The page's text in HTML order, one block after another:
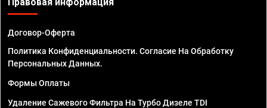
Договор-Оферта
Политика Конфиденциальности. Согласие На Обработку
Персональных Данных.
Формы Оплаты
Удаление Сажевого Фильтра На Турбо Дизеле TDI